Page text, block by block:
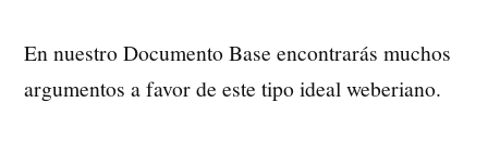
En nuestro Documento Base encontrarás muchos
argumentos a favor de este tipo ideal weberiano.